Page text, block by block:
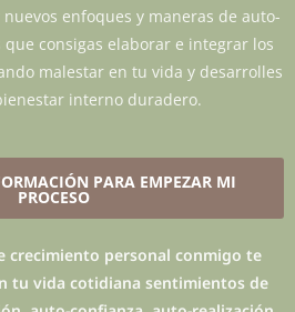
enfoques y maneras de auto-
consigas elaborar e integrar los
malestar en tu vida y desarrolles
interno duradero.
PARA EMPEZAR MI
PROCESO
crecimiento personal conmigo te
tu vida cotidiana sentimientos de